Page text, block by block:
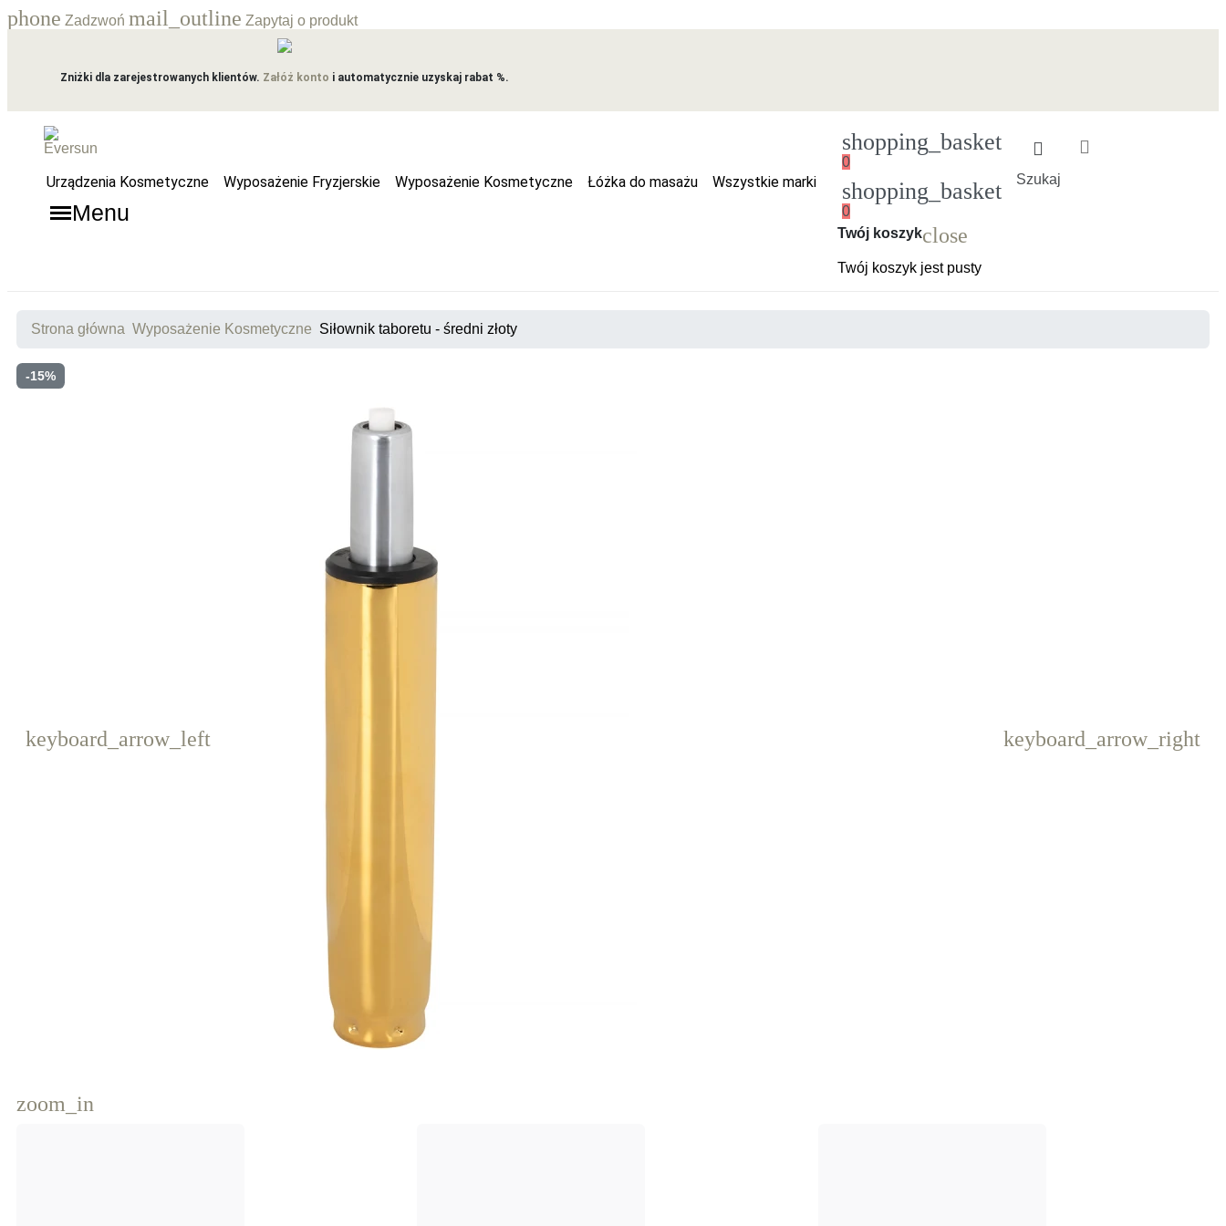
phone Zadzwoń mail_outline Zapytaj o produkt
Zniżki dla zarejestrowanych klientów. Załóż konto i automatycznie uzyskaj rabat %.
Szukaj
shopping_basket
0
shopping_basket
0
Ładowanie
Twój koszykclose
Twój koszyk jest pusty
Urządzenia Kosmetyczne Wyposażenie Fryzjerskie Wyposażenie Kosmetyczne Łóżka do masażu Wszystkie marki
Menu
Strona główna Wyposażenie Kosmetyczne Siłownik taboretu - średni złoty
-15%
Poprzedni
keyboard_arrow_left Następny
keyboard_arrow_right
zoom_in